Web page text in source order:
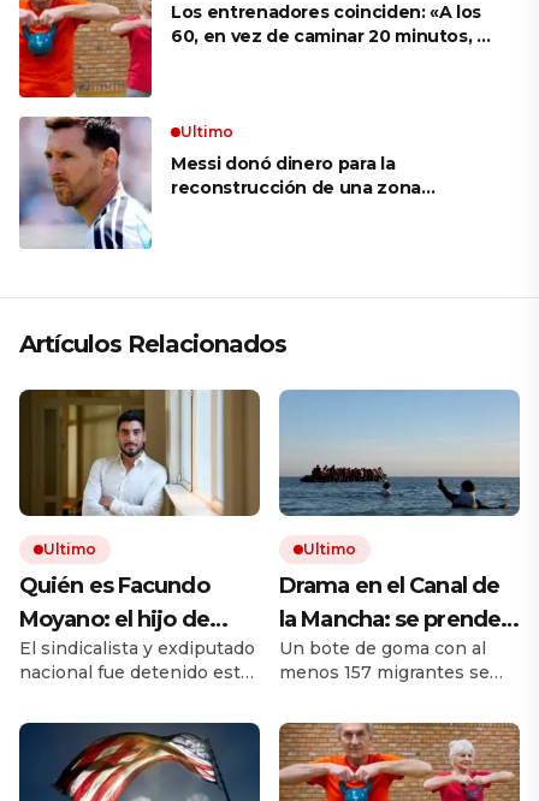
Los entrenadores coinciden: «A los
60, en vez de caminar 20 minutos, es
Ultimo
Messi donó dinero para la
reconstrucción de una zona
Artículos Relacionados
Ultimo
Quién es Facundo
Moyano: el hijo de
Hugo Moyano, su
carrera política, sus
vínculos con la
farándula y por qué
volvió a ser noticia
El sindicalista y exdiputado
nacional fue detenido esta
acusado de lesiones y
privación ilegítima de la
libertad. Una modelo que
estaba con él salió
Ultimo
Drama en el Canal de
la Mancha: se prende
fuego un bote repleto
de inmigrantes frente
a Gran Bretaña
Un bote de goma con al
menos 157 migrantes se
llegar a Inglaterra. Todos
debieron saltar al agua.